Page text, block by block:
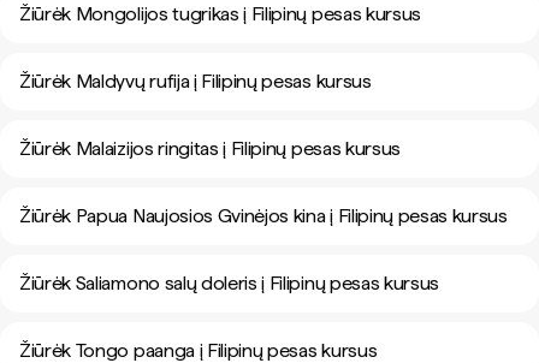
Žiūrėk Mongolijos tugrikas į Filipinų pesas kursus
Žiūrėk Maldyvų rufija į Filipinų pesas kursus
Žiūrėk Malaizijos ringitas į Filipinų pesas kursus
Žiūrėk Papua Naujosios Gvinėjos kina į Filipinų pesas kursus
Žiūrėk Saliamono salų doleris į Filipinų pesas kursus
Žiūrėk Tongo paanga į Filipinų pesas kursus